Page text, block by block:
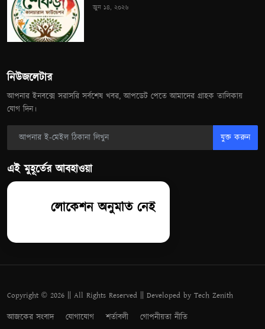
জুন ১৪, ২০২৬
নিউজলেটার
আপনার ইনবক্সে সরাসরি সর্বশেষ খবর, আপডেট পেতে আমাদের গ্রাহক তালিকায়
যোগ দিন।
যুক্ত করুন
এই মুহূর্তের আবহাওয়া
লোকেশন অনুমতি নেই
Copyright © 2026 || All Rights Reserved || Developed by Tech Zenith
আজকের সংবাদ যোগাযোগ শর্তাবলী গোপনীয়তা নীতি